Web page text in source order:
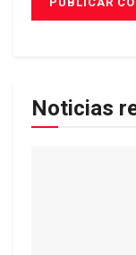
Noticias